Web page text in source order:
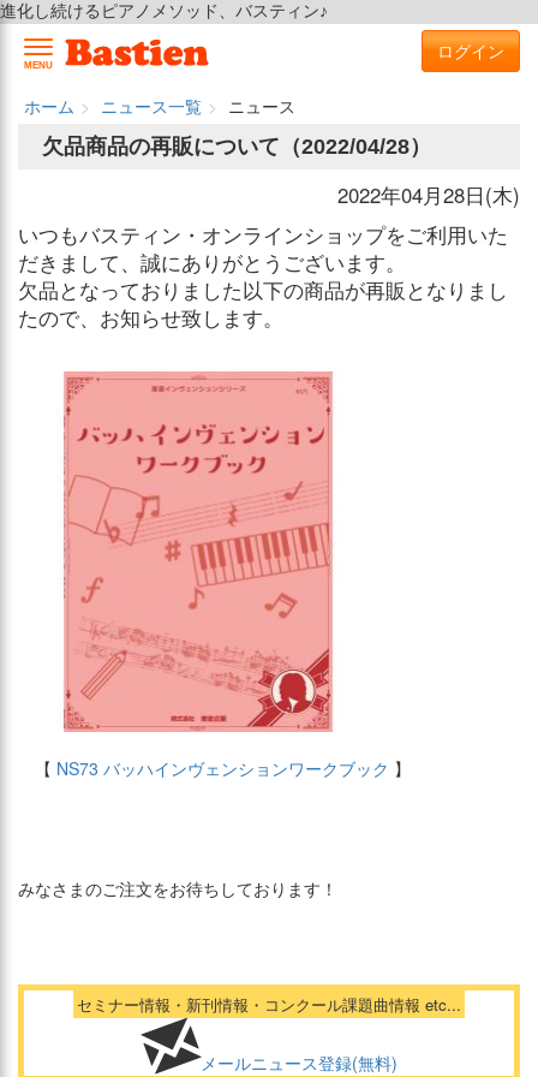
進化し続けるピアノメソッド、バスティン♪
MENU
ログイン
ホーム ニュース一覧
ニュース
欠品商品の再販について（2022/04/28）
2022年04月28日(木)
いつもバスティン・オンラインショップをご利用いた
だきまして、誠にありがとうございます。
欠品となっておりました以下の商品が再販となりまし
たので、お知らせ致します。
【 NS73 バッハインヴェンションワークブック 】
みなさまのご注文をお待ちしております！
セミナー情報・新刊情報・コンクール課題曲情報 etc...
メールニュース登録(無料)